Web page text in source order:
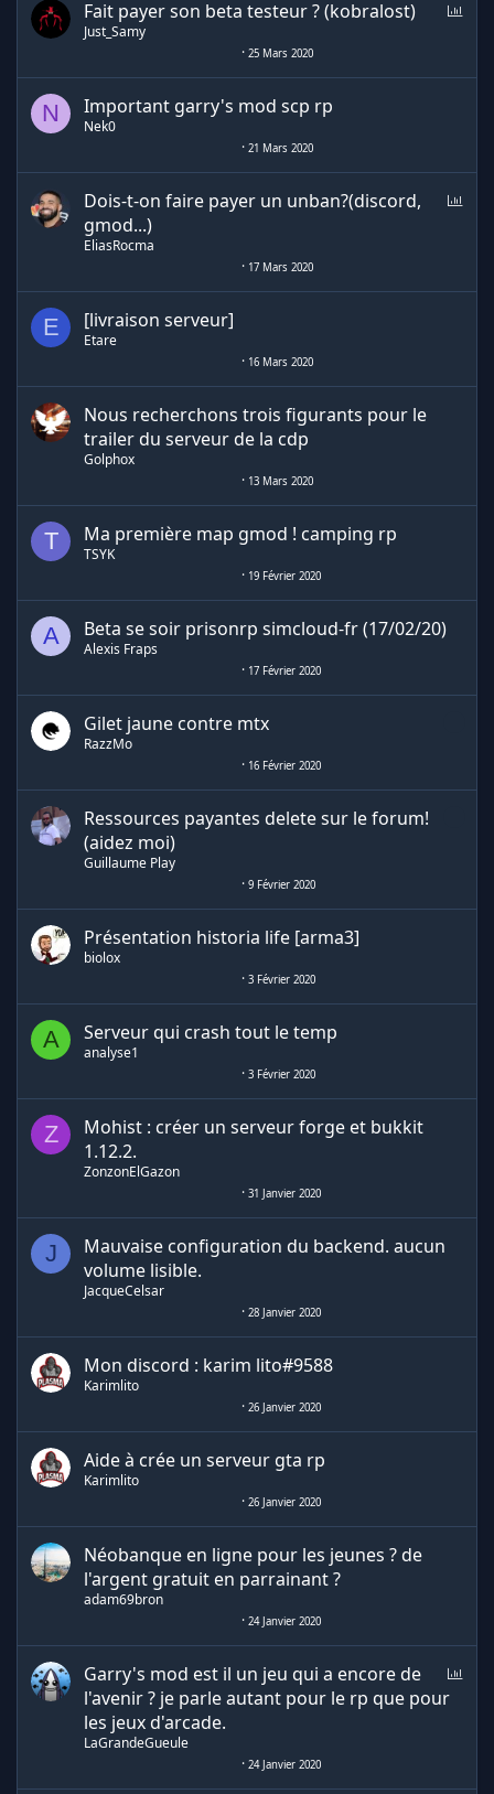
d
Fait payer son beta testeur ? (kobralost)
Just_Samy
25 Mars 2020
N Important garry's mod scp rp
Nek0
21 Mars 2020
a
Dois-t-on faire payer un unban?(discord,
gmod...)
EliasRocma
17 Mars 2020
E [livraison serveur]
Etare
16 Mars 2020
Nous recherchons trois figurants pour le
trailer du serveur de la cdp
Golphox
13 Mars 2020
T Ma première map gmod ! camping rp
TSYK
19 Février 2020
A Beta se soir prisonrp simcloud-fr (17/02/20)
Alexis Fraps
17 Février 2020
Gilet jaune contre mtx
RazzMo
16 Février 2020
Ressources payantes delete sur le forum!
(aidez moi)
Guillaume Play
9 Février 2020
Présentation historia life [arma3]
biolox
3 Février 2020
A Serveur qui crash tout le temp
analyse1
3 Février 2020
Z
Mohist : créer un serveur forge et bukkit
1.12.2.
ZonzonElGazon
31 Janvier 2020
J
Mauvaise configuration du backend. aucun
volume lisible.
JacqueCelsar
28 Janvier 2020
Mon discord : karim lito#9588
Karimlito
26 Janvier 2020
Aide à crée un serveur gta rp
Karimlito
26 Janvier 2020
Néobanque en ligne pour les jeunes ? de
l'argent gratuit en parrainant ?
adam69bron
24 Janvier 2020
g
Garry's mod est il un jeu qui a encore de
l'avenir ? je parle autant pour le rp que pour
les jeux d'arcade.
LaGrandeGueule
24 Janvier 2020